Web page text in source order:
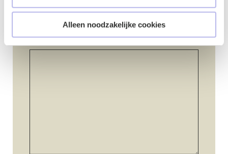
Alleen noodzakelijke cookies
Vraag of opmerking*